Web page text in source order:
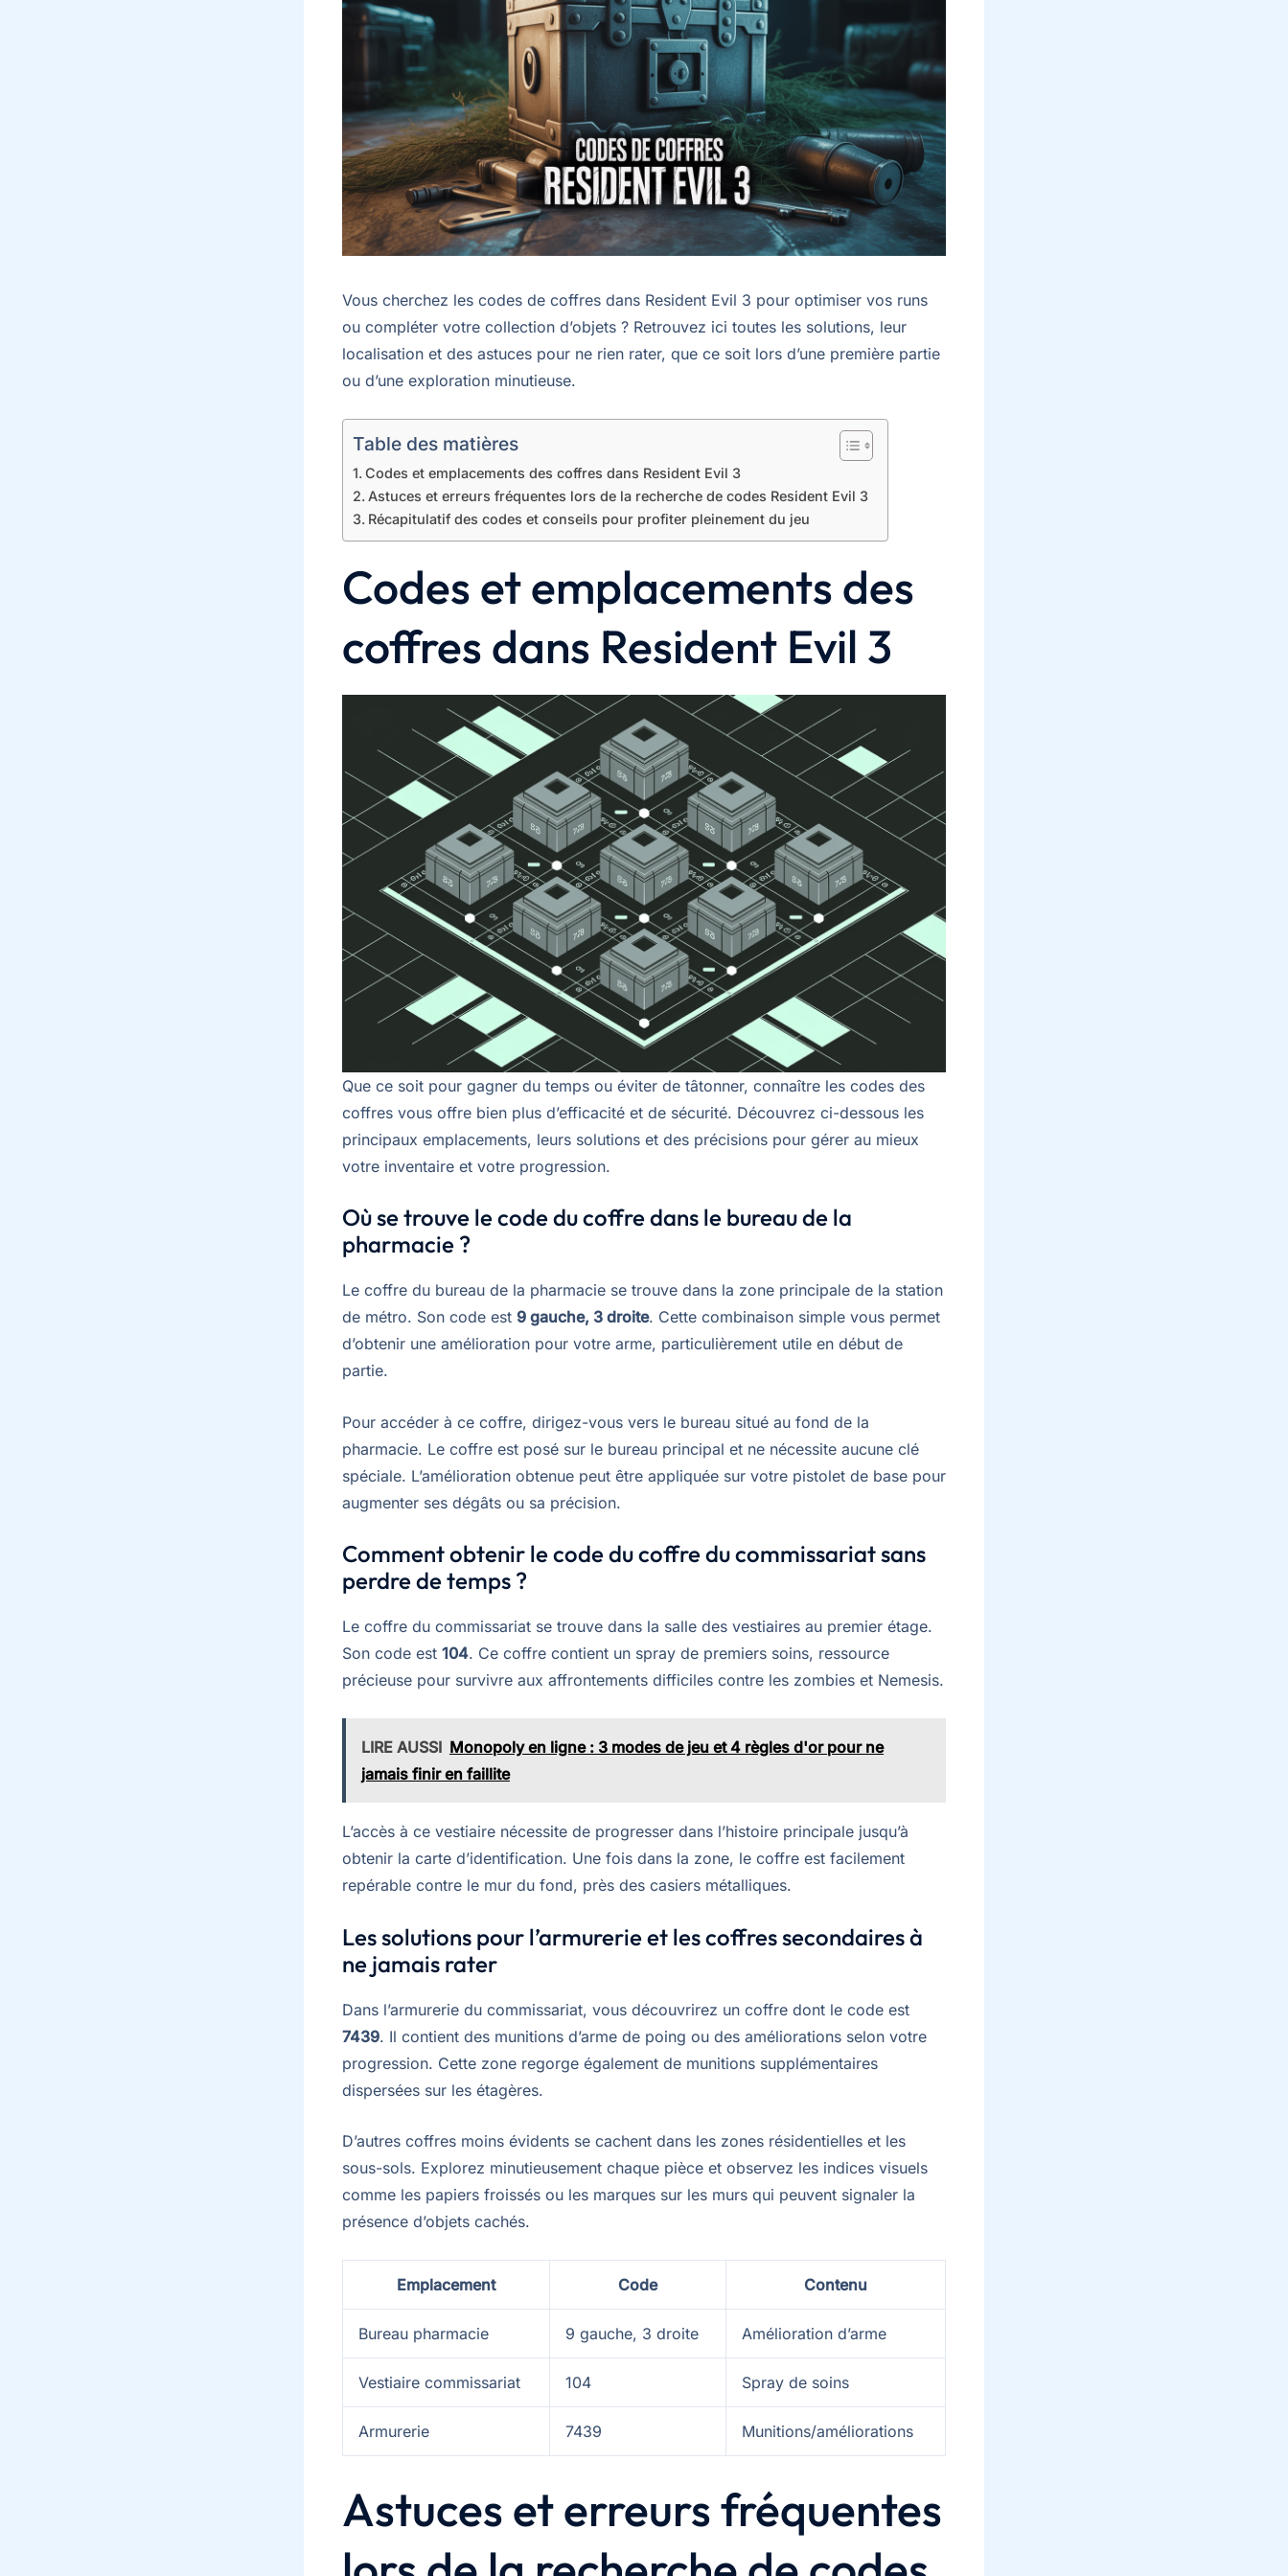
Vous cherchez les codes de coffres dans Resident Evil 3 pour optimiser vos runs
ou compléter votre collection d’objets ? Retrouvez ici toutes les solutions, leur
localisation et des astuces pour ne rien rater, que ce soit lors d’une première partie
ou d’une exploration minutieuse.
Table des matières
Codes et emplacements des coffres dans Resident Evil 3
Astuces et erreurs fréquentes lors de la recherche de codes Resident Evil 3
Récapitulatif des codes et conseils pour profiter pleinement du jeu
Codes et emplacements des
coffres dans Resident Evil 3
Que ce soit pour gagner du temps ou éviter de tâtonner, connaître les codes des
coffres vous offre bien plus d’efficacité et de sécurité. Découvrez ci-dessous les
principaux emplacements, leurs solutions et des précisions pour gérer au mieux
votre inventaire et votre progression.
Où se trouve le code du coffre dans le bureau de la
pharmacie ?
Le coffre du bureau de la pharmacie se trouve dans la zone principale de la station
de métro. Son code est 9 gauche, 3 droite. Cette combinaison simple vous permet
d’obtenir une amélioration pour votre arme, particulièrement utile en début de
partie.
Pour accéder à ce coffre, dirigez-vous vers le bureau situé au fond de la
pharmacie. Le coffre est posé sur le bureau principal et ne nécessite aucune clé
spéciale. L’amélioration obtenue peut être appliquée sur votre pistolet de base pour
augmenter ses dégâts ou sa précision.
Comment obtenir le code du coffre du commissariat sans
perdre de temps ?
Le coffre du commissariat se trouve dans la salle des vestiaires au premier étage.
Son code est 104. Ce coffre contient un spray de premiers soins, ressource
précieuse pour survivre aux affrontements difficiles contre les zombies et Nemesis.
LIRE AUSSI Monopoly en ligne : 3 modes de jeu et 4 règles d'or pour ne
jamais finir en faillite
L’accès à ce vestiaire nécessite de progresser dans l’histoire principale jusqu’à
obtenir la carte d’identification. Une fois dans la zone, le coffre est facilement
repérable contre le mur du fond, près des casiers métalliques.
Les solutions pour l’armurerie et les coffres secondaires à
ne jamais rater
Dans l’armurerie du commissariat, vous découvrirez un coffre dont le code est
7439. Il contient des munitions d’arme de poing ou des améliorations selon votre
progression. Cette zone regorge également de munitions supplémentaires
dispersées sur les étagères.
D’autres coffres moins évidents se cachent dans les zones résidentielles et les
sous-sols. Explorez minutieusement chaque pièce et observez les indices visuels
comme les papiers froissés ou les marques sur les murs qui peuvent signaler la
présence d’objets cachés.
Emplacement Code Contenu
Bureau pharmacie 9 gauche, 3 droite Amélioration d’arme
Vestiaire commissariat 104 Spray de soins
Armurerie 7439 Munitions/améliorations
Astuces et erreurs fréquentes